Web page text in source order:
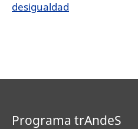
desigualdad
Programa trAndeS